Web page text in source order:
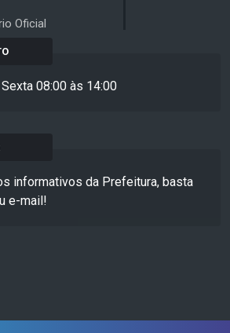
Oficial
Sexta 08:00 às 14:00
informativos da Prefeitura, basta
e-mail!